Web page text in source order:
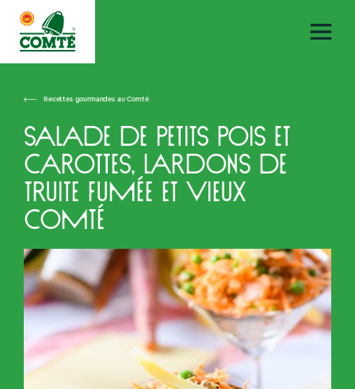
Recettes gourmandes au Comté
Salade de petits pois et
carottes, lardons de
truite fumée et vieux
Comté